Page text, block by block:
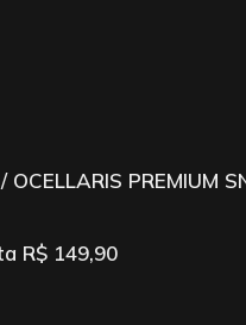
/ OCELLARIS PREMIUM
R$ 149,90